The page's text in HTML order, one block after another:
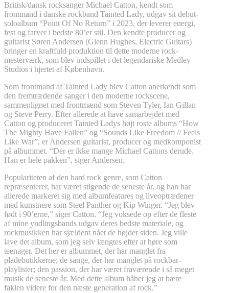
Britisk/dansk rocksanger Michael Catton, kendt som
frontmand i danske rockband Tainted Lady, udgav sit debut-
soloalbum “Point Of No Return” i 2023, der leverer energi,
fest og farver i bedste 80’er stil. Den kendte producer og
guitarist Søren Andersen (Glenn Hughes, Electric Guitars)
bringer en kraftfuld produktion til dette moderne rock-
mesterværk, som blev indspillet i det legendariske Medley
Studios i hjertet af København.
Som frontmand af Tainted Lady blev Catton anerkendt som
den fremtrædende sanger i den moderne rockscene,
sammenlignet med frontmænd som Steven Tyler, Ian Gillan
og Steve Perry. Efter allerede at have samarbejdet med
Catton og produceret Tainted Ladys højt roste albums “How
The Mighty Have Fallen” og “Sounds Like Freedom // Feels
Like War”, er Andersen guitarist, producer og medkomponist
på albummet. “Der er ikke mange Michael Cattons derude.
Han er hele pakken”, siger Andersen.
Populariteten af den hard rock genre, som Catton
repræsenterer, har været stigende de seneste år, og han har
allerede markeret sig med albumfeatures og liveoptrædener
med kunstnere som Steel Panther og Kip Winger. “Jeg blev
født i 90’erne,” siger Catton. “Jeg voksede op efter de fleste
af mine yndlingsbands udgav deres bedste materiale, og
rockmusikken har sjældent nået de højder siden. Jeg ville
lave det album, som jeg selv længtes efter at høre som
teenager. Det her er albummet, der har manglet fra
pladebutikkerne; de sange, der har manglet på rockbar-
playlister; den passion, der har været fraværende i så meget
musik de seneste år. Med dette album håber jeg at bære
faklen videre for den næste generation af rock.”